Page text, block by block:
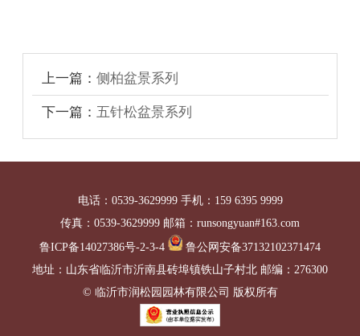
上一篇：侧柏盆景系列
下一篇： 五针松盆景系列
电话：0539-3629999 手机：159 6395 9999
传真：0539-3629999 邮箱：runsongyuan#163.com
鲁ICP备14027386号-2-3-4
鲁公网安备37132102371474
地址：山东省临沂市沂南县砖埠镇铁山子村北 邮编：276300
© 临沂市润松园园林有限公司 版权所有